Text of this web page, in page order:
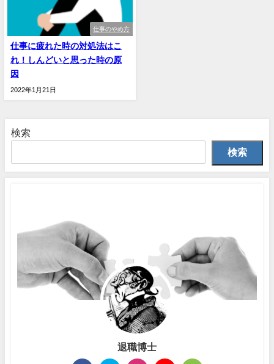
仕事のやめ方
仕事に疲れた時の対処法はこ
れ！しんどいと思った時の原
因
2022年1月21日
検索
検索
退職博士